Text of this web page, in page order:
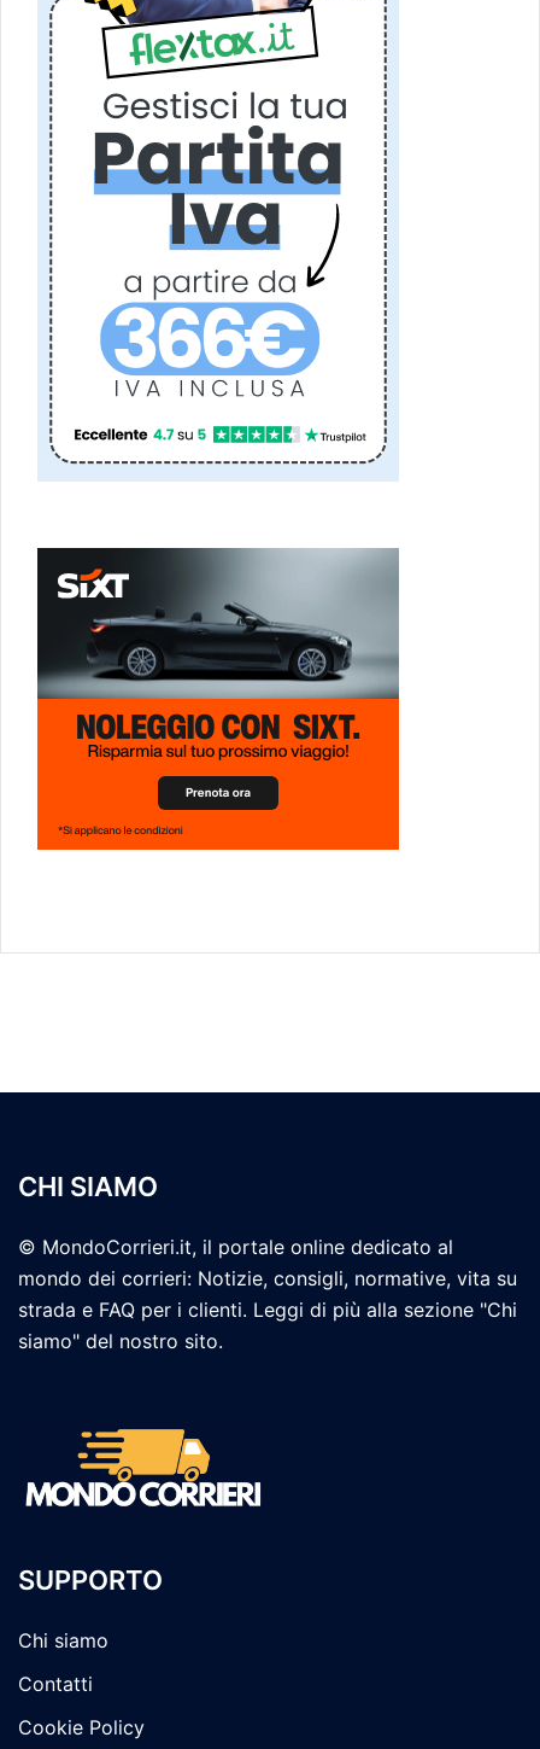
CHI SIAMO
© MondoCorrieri.it, il portale online dedicato al
mondo dei corrieri: Notizie, consigli, normative, vita su
strada e FAQ per i clienti. Leggi di più alla sezione "Chi
siamo" del nostro sito.
SUPPORTO
Chi siamo
Contatti
Cookie Policy